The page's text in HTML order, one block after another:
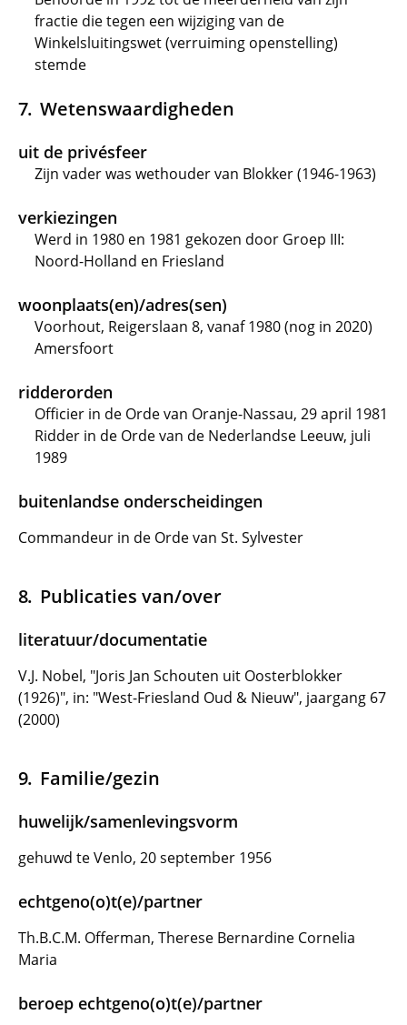
fractie die tegen een wijziging van de
Winkelsluitingswet (verruiming openstelling)
stemde
Wetenswaardigheden
uit de privésfeer
Zijn vader was wethouder van Blokker (1946-1963)
verkiezingen
Werd in 1980 en 1981 gekozen door Groep III:
Noord-Holland en Friesland
woonplaats(en)/adres(sen)
Voorhout, Reigerslaan 8, vanaf 1980 (nog in 2020)
Amersfoort
ridderorden
Officier in de Orde van Oranje-Nassau, 29 april 1981
Ridder in de Orde van de Nederlandse Leeuw, juli
1989
buitenlandse onderscheidingen
Commandeur in de Orde van St. Sylvester
Publicaties van/over
literatuur/documentatie
V.J. Nobel, "Joris Jan Schouten uit Oosterblokker
(1926)", in: "West-Friesland Oud & Nieuw", jaargang 67
(2000)
Familie/gezin
huwelijk/samenlevingsvorm
gehuwd te Venlo, 20 september 1956
echtgeno(o)t(e)/partner
Th.B.C.M. Offerman, Therese Bernardine Cornelia
Maria
beroep echtgeno(o)t(e)/partner